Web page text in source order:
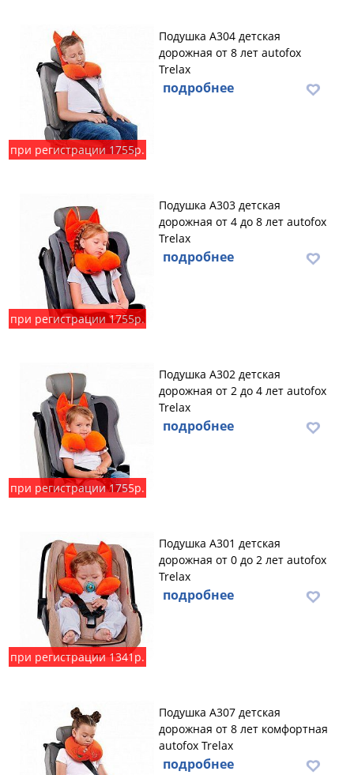
при регистрации 1755р.
Подушка А304 детская
дорожная от 8 лет autofox
Trelax
подробнее
при регистрации 1755р.
Подушка А303 детская
дорожная от 4 до 8 лет autofox
Trelax
подробнее
при регистрации 1755р.
Подушка А302 детская
дорожная от 2 до 4 лет autofox
Trelax
подробнее
при регистрации 1341р.
Подушка А301 детская
дорожная от 0 до 2 лет autofox
Trelax
подробнее
Подушка А307 детская
дорожная от 8 лет комфортная
autofox Trelax
подробнее